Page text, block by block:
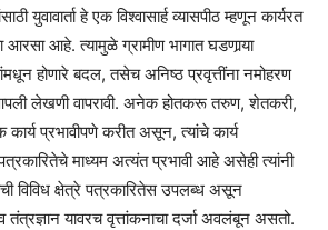
युवावार्ता हे एक विश्‍वासार्ह व्यासपीठ म्हणून कार्यरत
आहे. त्यामुळे ग्रामीण भागात घडणार्‍या
होणारे बदल, तसेच अनिष्ठ प्रवृत्तींना नमोहरण
लेखणी वापरावी. अनेक होतकरू तरुण, शेतकरी,
प्रभावीपणे करीत असून, त्यांचे कार्य
माध्यम अत्यंत प्रभावी आहे असेही त्यांनी
विविध क्षेत्रे पत्रकारितेस उपलब्ध असून
यावरच वृत्तांकनाचा दर्जा अवलंबून असतो.